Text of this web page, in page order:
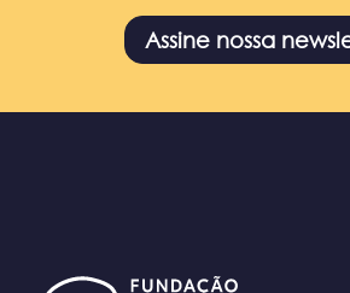
Assine nossa